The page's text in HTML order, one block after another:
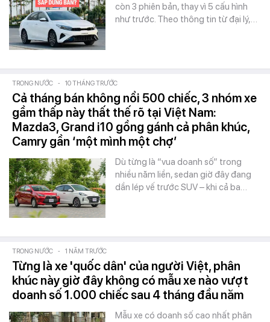
còn 3 phiên bản, thay vì 5 cấu hình
như trước. Theo thông tin từ đại lý,…
TRONG NƯỚC - 10 THÁNG TRƯỚC
Cả tháng bán không nổi 500 chiếc, 3 nhóm xe
gầm thấp này thất thế rõ tại Việt Nam:
Mazda3, Grand i10 gồng gánh cả phân khúc,
Camry gần ‘một mình một chợ’
Dù từng là “vua doanh số” trong
nhiều năm liền, sedan giờ đây đang
dần lép vế trước SUV – khi cả ba…
TRONG NƯỚC - 1 NĂM TRƯỚC
Từng là xe 'quốc dân' của người Việt, phân
khúc này giờ đây không có mẫu xe nào vượt
doanh số 1.000 chiếc sau 4 tháng đầu năm
Mẫu xe có doanh số cao nhất phân